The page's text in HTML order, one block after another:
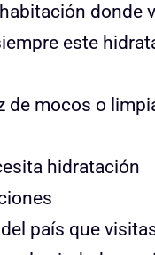
donde
este
de mocos o
hidratación
país que